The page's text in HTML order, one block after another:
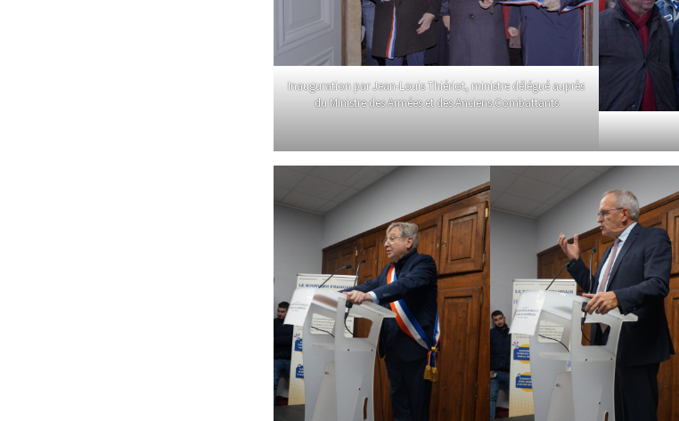
Inauguration par Jean-Louis Thiériot, ministre délégué auprès
du Ministre des Armées et des Anciens Combattants